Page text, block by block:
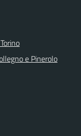
e Pinerolo